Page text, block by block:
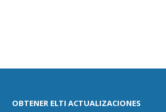
OBTENER ELTI ACTUALIZACIONES